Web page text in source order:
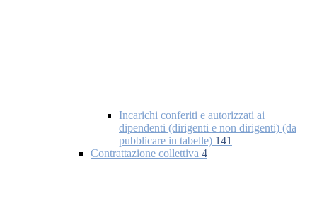
Incarichi conferiti e autorizzati ai
dipendenti (dirigenti e non dirigenti) (da
pubblicare in tabelle) 141
Contrattazione collettiva 4